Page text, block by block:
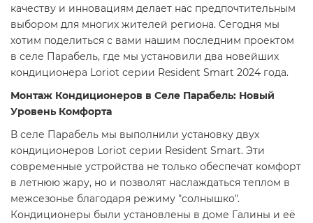
качеству и инновациям делает нас предпочтительным
выбором для многих жителей региона. Сегодня мы
хотим поделиться с вами нашим последним проектом
в селе Парабель, где мы установили два новейших
кондиционера Loriot серии Resident Smart 2024 года.
Монтаж Кондиционеров в Селе Парабель: Новый
Уровень Комфорта
В селе Парабель мы выполнили установку двух
кондиционеров Loriot серии Resident Smart. Эти
современные устройства не только обеспечат комфорт
в летнюю жару, но и позволят наслаждаться теплом в
межсезонье благодаря режиму "солнышко".
Кондиционеры были установлены в доме Галины и её